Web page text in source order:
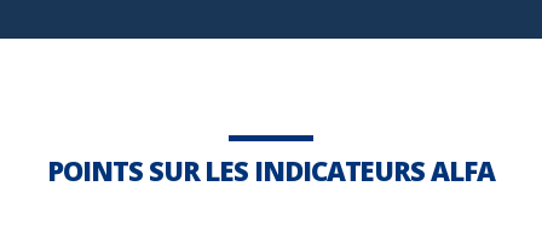
POINTS SUR LES INDICATEURS ALFA